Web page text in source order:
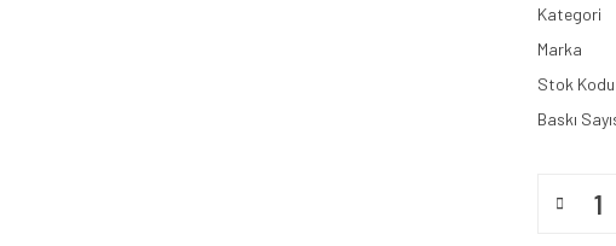
Kategori
Marka
Stok Kodu
Baskı